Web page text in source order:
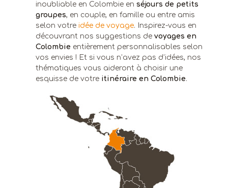
inoubliable en Colombie en séjours de petits
groupes, en couple, en famille ou entre amis
selon votre idée de voyage. Inspirez-vous en
découvrant nos suggestions de voyages en
Colombie entièrement personnalisables selon
vos envies ! Et si vous n’avez pas d’idées, nos
thématiques vous aideront à choisir une
esquisse de votre itinéraire en Colombie.